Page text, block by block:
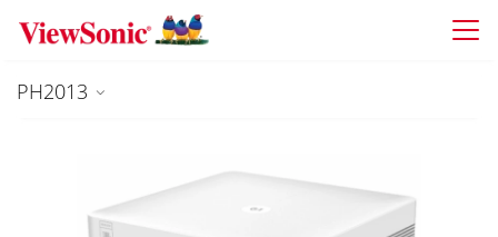
Skip to main content
PH2013